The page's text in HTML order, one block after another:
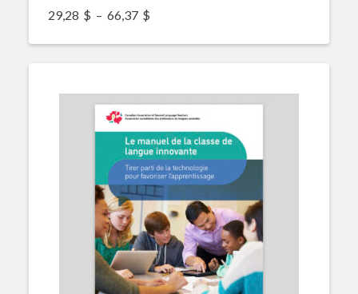
29,28 $ – 66,37 $